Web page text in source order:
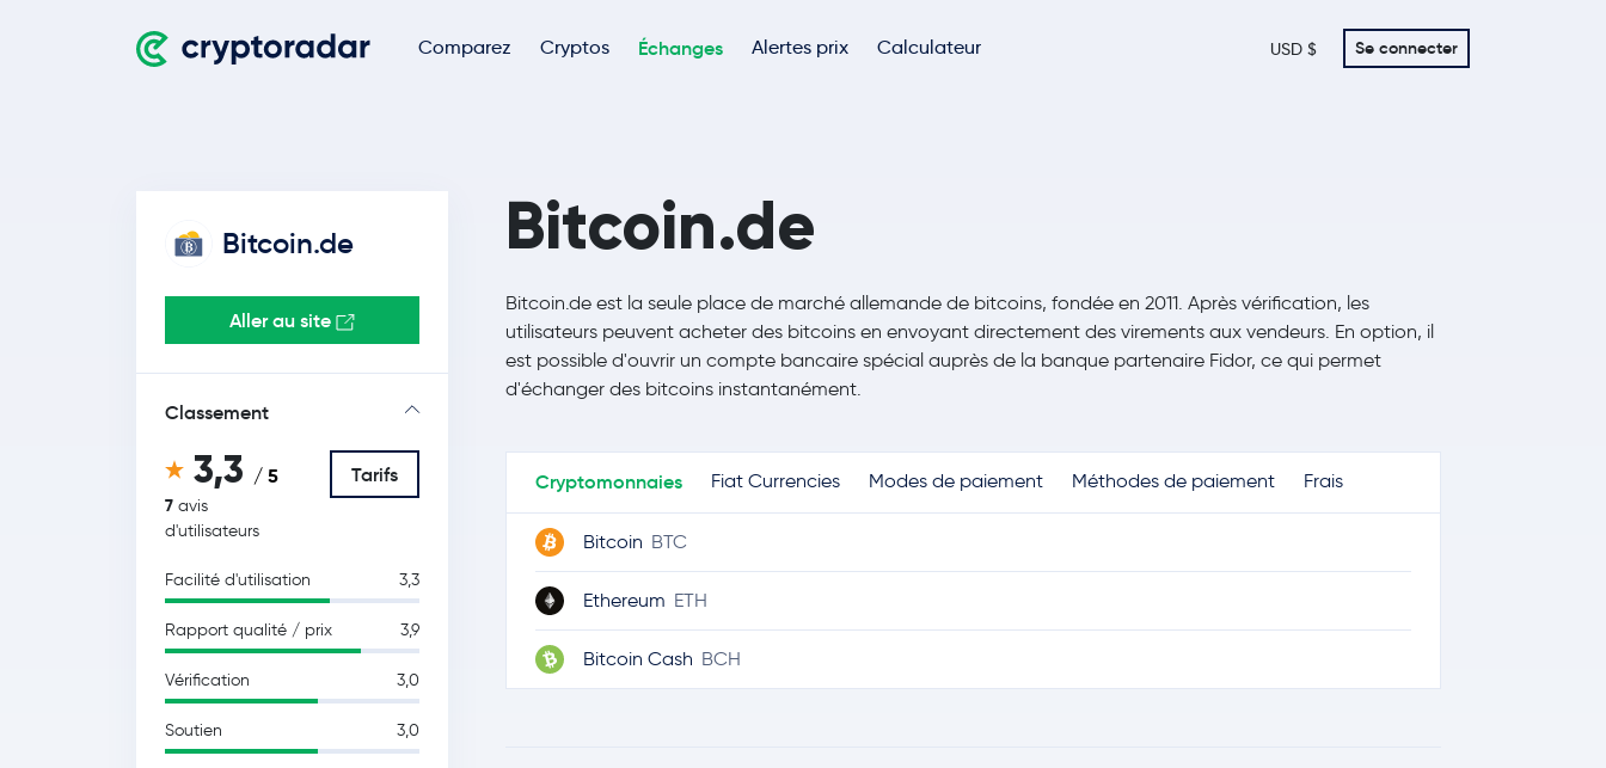
Comparez Cryptos Échanges Alertes prix Calculateur USD $ Se connecter
Bitcoin.de
Aller au site
Classement
3,3 / 5
7 avis
d'utilisateurs
Tarifs
Facilité d'utilisation 3,3
Rapport qualité / prix 3,9
Vérification 3,0
Soutien 3,0
Bitcoin.de
Bitcoin.de est la seule place de marché allemande de bitcoins, fondée en 2011. Après vérification, les
utilisateurs peuvent acheter des bitcoins en envoyant directement des virements aux vendeurs. En option, il
est possible d'ouvrir un compte bancaire spécial auprès de la banque partenaire Fidor, ce qui permet
d'échanger des bitcoins instantanément.
Cryptomonnaies Fiat Currencies Modes de paiement Méthodes de paiement Frais
Bitcoin BTC
Ethereum ETH
Bitcoin Cash BCH